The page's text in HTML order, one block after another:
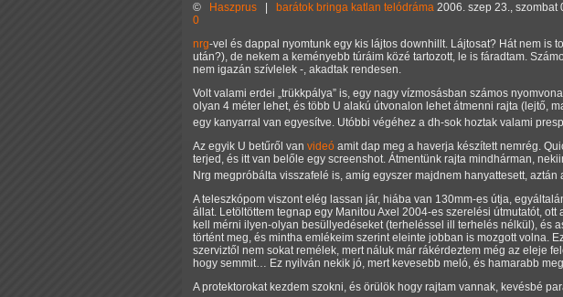
© Haszprus barátok bringa katlan telódráma 2006. szep 23., szombat
0
nrg-vel és dappal nyomtunk egy kis lájtos downhillt. Lájtosat? Hát nem is
után?), de nekem a keményebb túráim közé tartozott, le is fáradtam.
nem igazán szívlelek -, akadtak rendesen.
Volt valami erdei trükkpálya is, egy nagy vízmosásban számos
olyan 4 méter lehet, és több U alakú útvonalon lehet átmenni rajta (lejtő,
egy kanyarral van egyesítve. Utóbbi végéhez a dh-sok hoztak valami
Az egyik U betűről van videó amit dap meg a haverja készített nemrég.
terjed, és itt van belőle egy screenshot. Átmentünk rajta mindhárman,
Nrg megpróbálta visszafelé is, amíg egyszer majdnem hanyattesett,
A teleszkópom viszont elég lassan jár, hiába van 130mm-es útja,
állat. Letöltöttem tegnap egy Manitou Axel 2004-es szerelési útmutatót,
kell mérni ilyen-olyan besüllyedéseket (terheléssel ill terhelés nélkül), és
történt meg, és mintha emlékeim szerint eleinte jobban is mozgott volna.
szerviztől nem sokat remélek, mert náluk már rákérdeztem még az eleje
hogy semmit… Ez nyilván nekik jó, mert kevesebb meló, és hamarabb
A protektorokat kezdem szokni, és örülök hogy rajtam vannak, kevésbé